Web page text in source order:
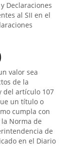
Declaraciones
al SII en el
valor sea
de la
del artículo 107
un título o
cumpla con
Norma de
de
en el Diario